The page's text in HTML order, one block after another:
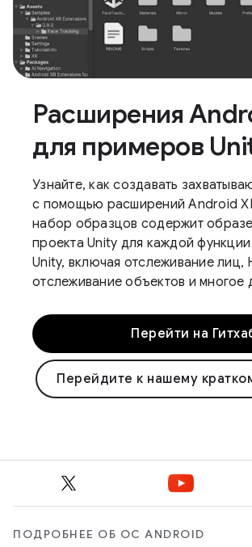
Расширения
для примеров
Узнайте, как создавать
с помощью расширений Android
набор образцов содержит
проекта Unity для каждой функции
Unity, включая отслеживание лиц,
отслеживание объектов и многое
Перейти на
ПОДРОБНЕЕ ОБ ОС ANDROID